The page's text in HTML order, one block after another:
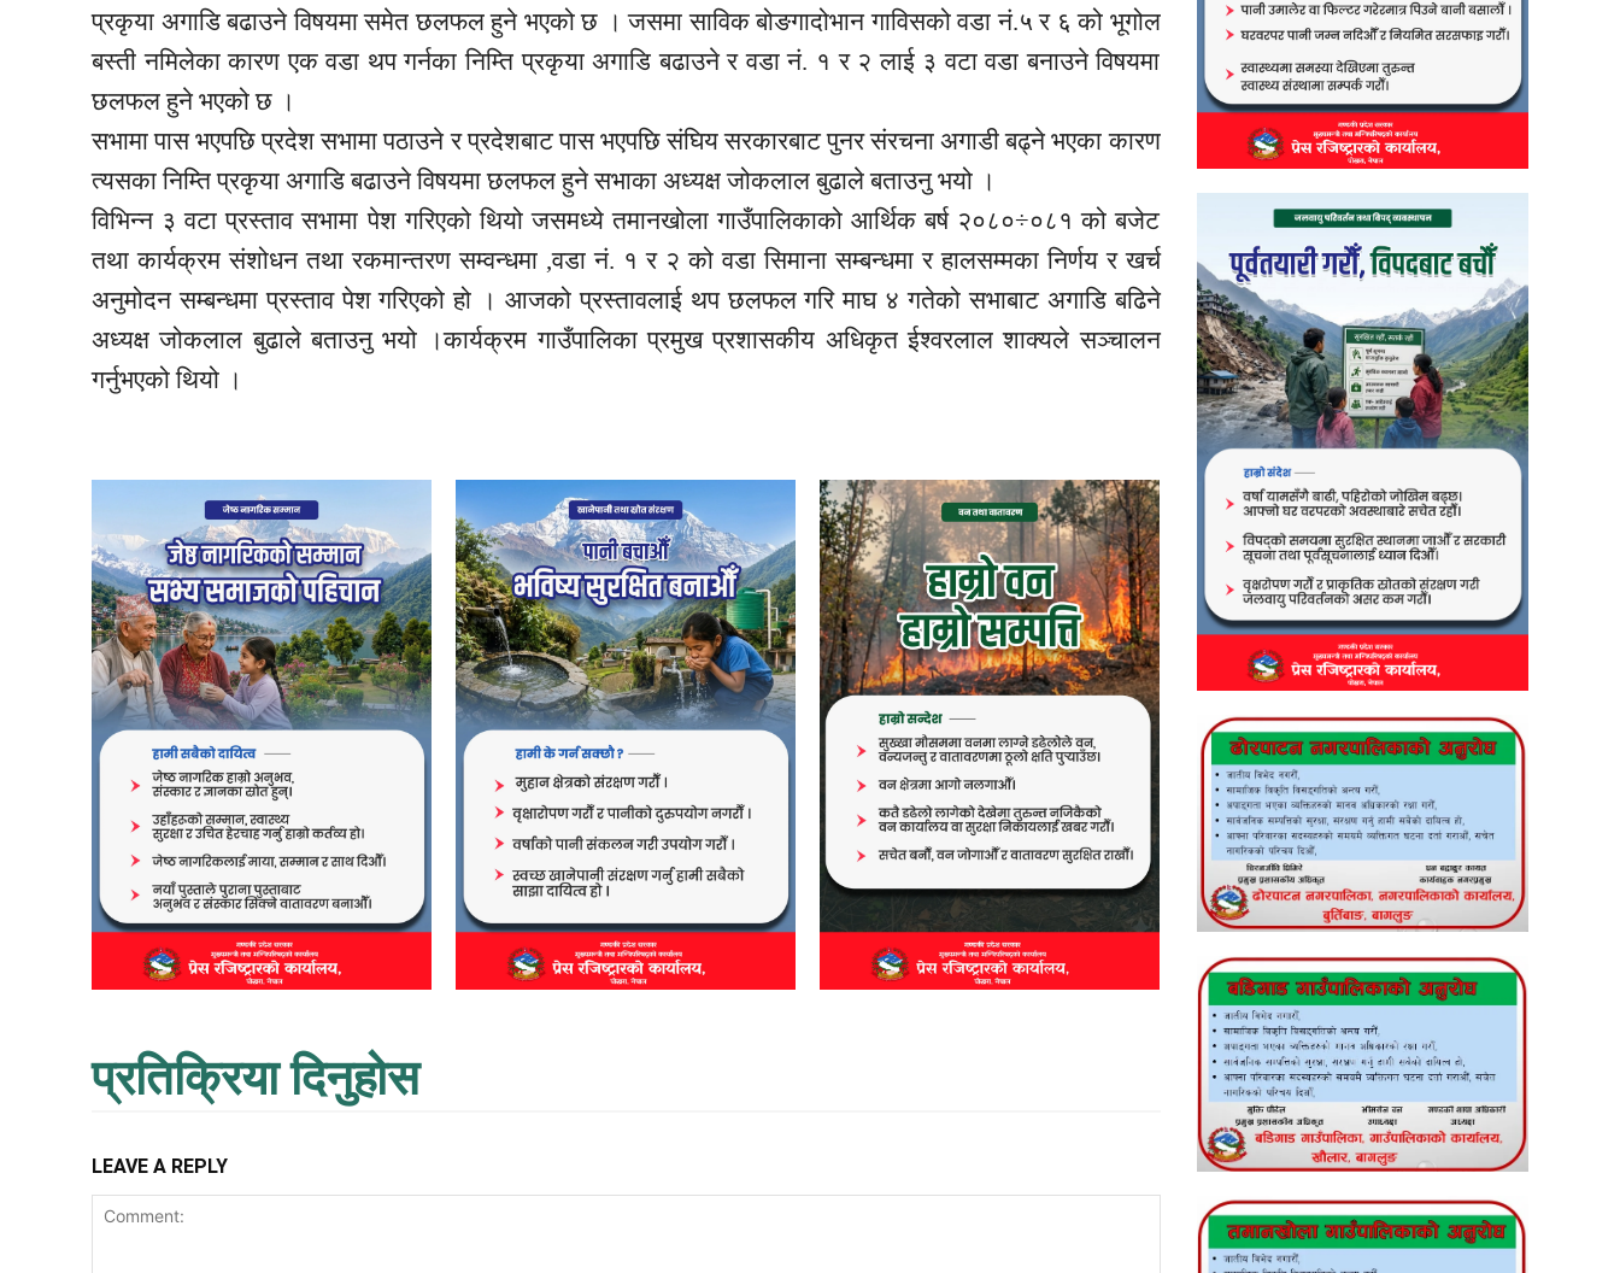
प्रकृया अगाडि बढाउने विषयमा समेत छलफल हुने भएको छ । जसमा साविक बोङगादोभान गाविसको वडा नं.५ र ६ को भूगोल
बस्ती नमिलेका कारण एक वडा थप गर्नका निम्ति प्रकृया अगाडि बढाउने र वडा नं. १ र २ लाई ३ वटा वडा बनाउने विषयमा
छलफल हुने भएको छ ।
सभामा पास भएपछि प्रदेश सभामा पठाउने र प्रदेशबाट पास भएपछि संघिय सरकारबाट पुनर संरचना अगाडी बढ्ने भएका कारण
त्यसका निम्ति प्रकृया अगाडि बढाउने विषयमा छलफल हुने सभाका अध्यक्ष जोकलाल बुढाले बताउनु भयो ।
विभिन्न ३ वटा प्रस्ताव सभामा पेश गरिएको थियो जसमध्ये तमानखोला गाउँपालिकाको आर्थिक बर्ष २०८०÷०८१ को बजेट
तथा कार्यक्रम संशोधन तथा रकमान्तरण सम्वन्धमा ,वडा नं. १ र २ को वडा सिमाना सम्बन्धमा र हालसम्मका निर्णय र खर्च
अनुमोदन सम्बन्धमा प्रस्ताव पेश गरिएको हो । आजको प्रस्तावलाई थप छलफल गरि माघ ४ गतेको सभाबाट अगाडि बढिने
अध्यक्ष जोकलाल बुढाले बताउनु भयो ।कार्यक्रम गाउँपालिका प्रमुख प्रशासकीय अधिकृत ईश्वरलाल शाक्यले सञ्चालन
गर्नुभएको थियो ।
प्रतिक्रिया दिनुहोस
LEAVE A REPLY